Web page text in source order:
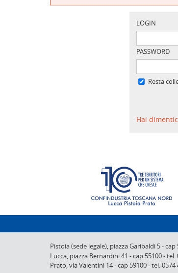
ABOUT US
LOGIN
PASSWORD
Resta
Hai
Pistoia (sede legale), piazza Garibaldi 5-cap
Lucca, piazza Bernardini 41 -cap 55100-tel.
Prato,via Valentini 14-cap 59100-tel. 0574